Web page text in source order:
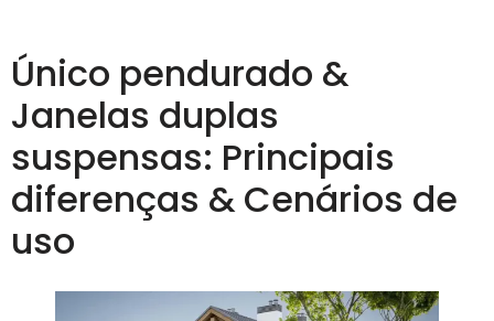
Único pendurado &
Janelas duplas
suspensas: Principais
diferenças & Cenários de
uso